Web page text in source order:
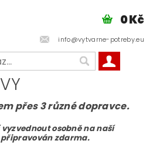
info@vytvarne-potreby.eu
0 Kč
přes 3 různé dopravce.
osobně na naší
připravován zdarma.